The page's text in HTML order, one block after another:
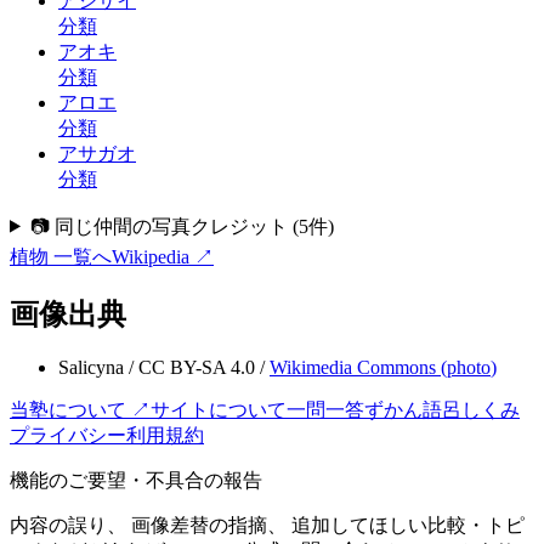
分類
アオキ
分類
アロエ
分類
アサガオ
分類
📷 同じ仲間の写真クレジット (5件)
植物 一覧へWikipedia ↗
画像出典
Salicyna /CC BY-SA 4.0 / Wikimedia Commons (photo)
当塾について ↗サイトについて一問一答ずかん語呂 しくみ
プライバシー利用規約
機能のご要望・不具合の報告
内容の誤り、 画像差替の指摘、 追加してほしい比較・トピ